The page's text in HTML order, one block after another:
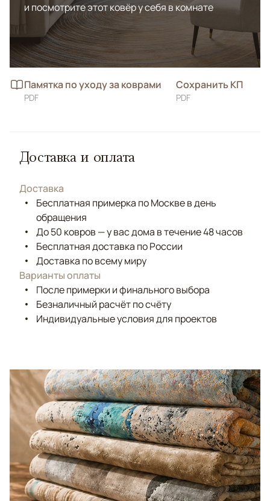
и посмотрите этот ковёр у себя в комнате
Памятка по уходу за коврами
PDF
Сохранить КП
PDF
Доставка и оплата
Доставка
Бесплатная примерка по Москве в день
обращения
До 50 ковров — у вас дома в течение 48 часов
Бесплатная доставка по России
Доставка по всему миру
Варианты оплаты
После примерки и финального выбора
Безналичный расчёт по счёту
Индивидуальные условия для проектов